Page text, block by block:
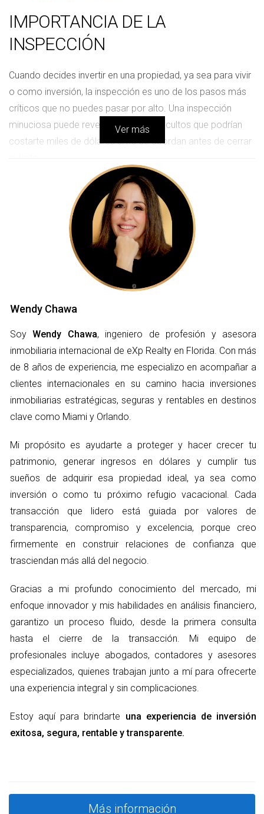
IMPORTANCIA DE LA
INSPECCIÓN
Cuando decides invertir en una propiedad, ya sea para vivir
o como inversión, la inspección es uno de los pasos más
críticos que no puedes pasar por alto. Una inspección
minuciosa puede revelar problemas ocultos que podrían
costarte miles de dólares si no se abordan antes de cerrar
¿Qué debe incluir una inspección?
Una buena inspección debe abarcar varios aspectos
Estado estructural del inmueble.
Sistemas eléctricos y de fontanería.
Condiciones del techo y cimientos.
Presencia de plagas o moho.
problemas evidentes, sino que también te dará una idea
clara del mantenimiento que necesitará la propiedad a
corto y largo plazo. Esto es crucial para evitar sorpresas
desagradables después de la compra.
DOCUMENTOS NECESARIOS
PARA DUE DILIGENCE
El proceso de due diligence implica revisar una serie de
documentos legales y financieros que te ayudarán a
entender mejor la propiedad y su situación legal. Algunos
documentos clave incluyen:
Escrituras anteriores y actuales.
Informes de impuestos sobre la propiedad.
Historial de mantenimiento y reparaciones.
Declaraciones de revelación del vendedor.
Es importante tener acceso a estos documentos antes de
finalizar cualquier acuerdo. La falta de información puede
llevar a complicaciones legales o financieras en el futuro.
CASOS PRÁCTICOS DE DUE
DILIGENCE
Para ilustrar cómo un buen proceso de due diligence puede
Caso 1: La casa con problemas ocultos
Ver más
Wendy Chawa
SoyWendy Chawa, ingeniero de profesión y asesora
inmobiliaria internacional de eXp Realty en Florida. Con más
de 8 años de experiencia, me especializo en acompañar a
clientes internacionales en su camino hacia inversiones
inmobiliarias estratégicas, seguras y rentables en destinos
clave como Miami y Orlando.
Mi propósito es ayudarte a proteger y hacer crecer tu
patrimonio, generar ingresos en dólares y cumplir tus
sueños de adquirir esa propiedad ideal, ya sea como
inversión o como tu próximo refugio vacacional. Cada
transacción que lidero está guiada por valores de
transparencia, compromiso y excelencia, porque creo
firmemente en construir relaciones de confianza que
trasciendan más allá del negocio.
Gracias a mi profundo conocimiento del mercado, mi
enfoque innovador y mis habilidades en análisis financiero,
garantizo un proceso fluido, desde la primera consulta
hasta el cierre de la transacción. Mi equipo de
profesionales incluye abogados, contadores y asesores
especializados, quienes trabajan junto a mí para ofrecerte
una experiencia integral y sin complicaciones.
Estoy aquí para brindarte una experiencia de inversión
exitosa, segura, rentable y transparente.
Más información